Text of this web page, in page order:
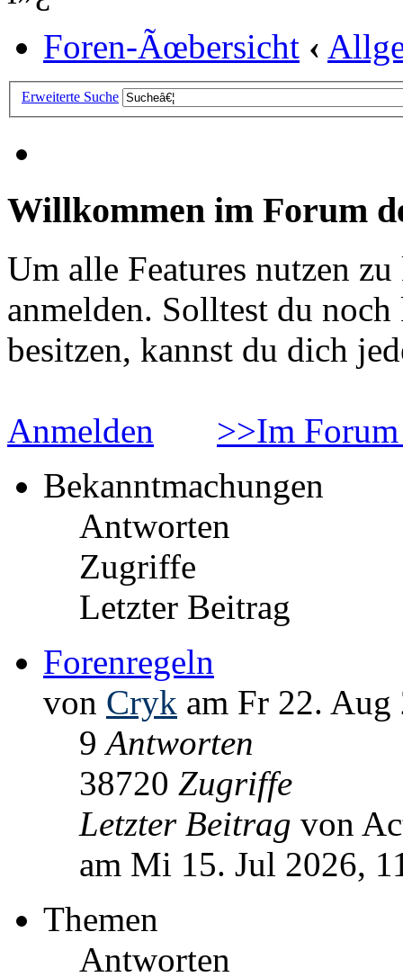
Foren-Ãœbersicht ‹
Erweiterte Suche
Willkommen im Forum
Um alle Features nutzen
anmelden. Solltest du
besitzen, kannst du dich
Anmelden
>>Im
Bekanntmachungen
Antworten
Zugriffe
Letzter Beitrag
Forenregeln
von Cryk am Fr 22.
9Antworten
38720 Zugriffe
Letzter Beitrag von
am Mi 15. Jul 2026,
Themen
Antworten